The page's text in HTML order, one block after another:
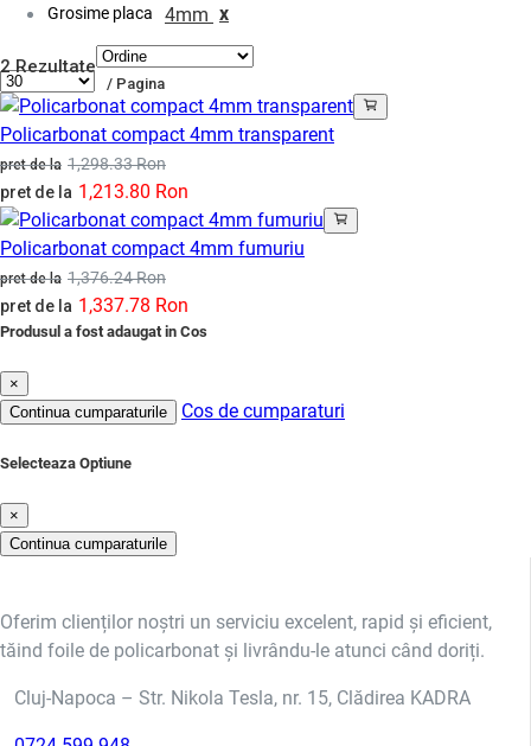
Grosime placa 4mm x
2 Rezultate
/ Pagina
Policarbonat compact 4mm transparent
pret de la 1,298.33 Ron
pret de la 1,213.80 Ron
Policarbonat compact 4mm fumuriu
pret de la 1,376.24 Ron
pret de la 1,337.78 Ron
Produsul a fost adaugat in Cos
×
Continua cumparaturile
Cos de cumparaturi
Selecteaza Optiune
×
Continua cumparaturile
Oferim clienților noștri un serviciu excelent, rapid și eficient,
tăind foile de policarbonat și livrându-le atunci când doriți.
Cluj-Napoca – Str. Nikola Tesla, nr. 15, Clădirea KADRA